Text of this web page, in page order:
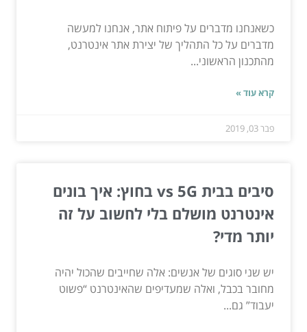
כשאנחנו מדברים על פיתוח אתר, אנחנו למעשה
מדברים על כל התהליך של יצירת אתר אינטרנט,
מהתכנון הראשוני...
קרא עוד »
פבר 03, 2019
סיבים בבית vs 5G בחוץ: איך בונים
אינטרנט מושלם בלי לחשוב על זה
יותר מדי?
יש שני סוגים של אנשים: אלה שחייבים שהכול יהיה
מחובר בכבל, ואלה שמעדיפים שהאינטרנט “פשוט
יעבוד” גם...